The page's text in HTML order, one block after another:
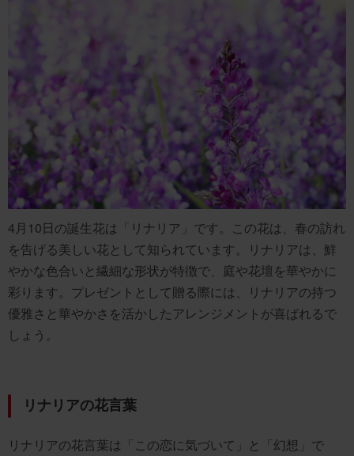
4月10日の誕生花は「リナリア」です。この花は、春の訪れ
を告げる美しい花として知られています。リナリアは、鮮
やかな色合いと繊細な形状が特徴で、庭や花壇を華やかに
彩ります。プレゼントとして贈る際には、リナリアの持つ
優雅さと華やかさを活かしたアレンジメントが喜ばれるで
しょう。
リナリアの花言葉
リナリアの花言葉は「この恋に気づいて」と「幻想」で